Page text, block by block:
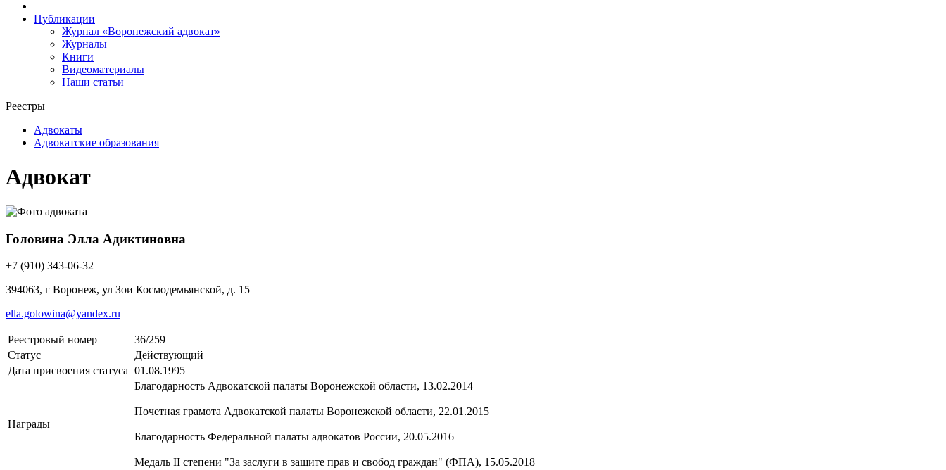
Публикации
Журнал «Воронежский адвокат»
Журналы
Книги
Видеоматериалы
Наши статьи
Реестры
Адвокаты
Адвокатские образования
Адвокат
Головина Элла Адиктиновна
+7 (910) 343-06-32
394063, г Воронеж, ул Зои Космодемьянской, д. 15
ella.golowina@yandex.ru
Реестровый номер
36/259
Статус
Действующий
Дата присвоения статуса 01.08.1995
Награды
Благодарность Адвокатской палаты Воронежской области, 13.02.2014
Почетная грамота Адвокатской палаты Воронежской области, 22.01.2015
Благодарность Федеральной палаты адвокатов России, 20.05.2016
Медаль II степени "За заслуги в защите прав и свобод граждан" (ФПА), 15.05.2018